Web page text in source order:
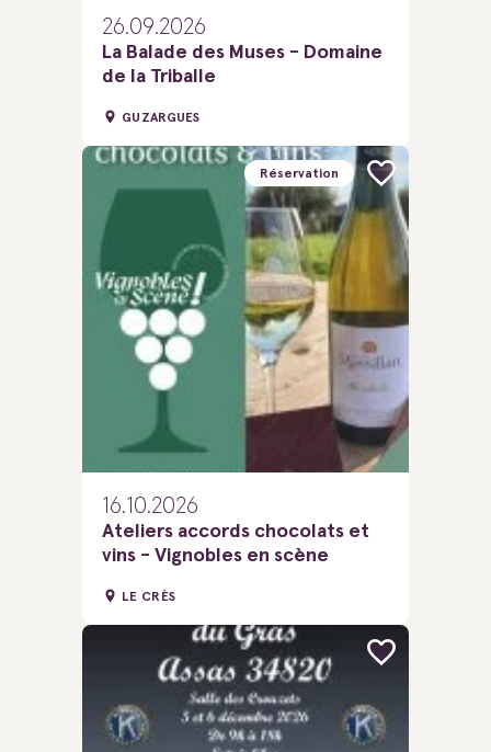
26.09.2026
La Balade des Muses - Domaine
de la Triballe
GUZARGUES
16.10.2026
Ateliers accords chocolats et
vins - Vignobles en scène
LE CRÈS
Réservation